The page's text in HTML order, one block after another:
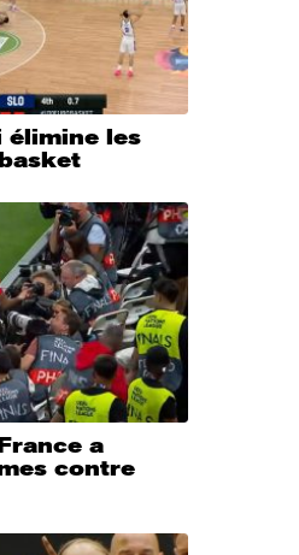
élimine les
a
contre